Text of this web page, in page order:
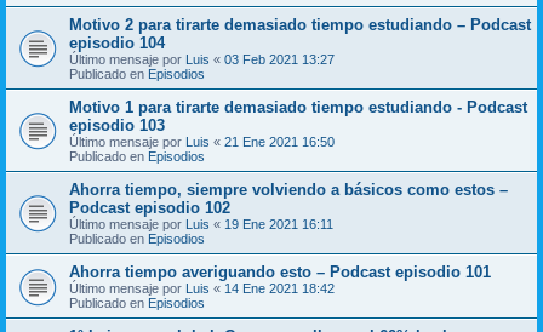
Motivo 2 para tirarte demasiado tiempo estudiando – Podcast
episodio 104
Último mensaje por Luis « 03 Feb 2021 13:27
Publicado en Episodios
Motivo 1 para tirarte demasiado tiempo estudiando - Podcast
episodio 103
Último mensaje por Luis « 21 Ene 2021 16:50
Publicado en Episodios
Ahorra tiempo, siempre volviendo a básicos como estos –
Podcast episodio 102
Último mensaje por Luis « 19 Ene 2021 16:11
Publicado en Episodios
Ahorra tiempo averiguando esto – Podcast episodio 101
Último mensaje por Luis « 14 Ene 2021 18:42
Publicado en Episodios